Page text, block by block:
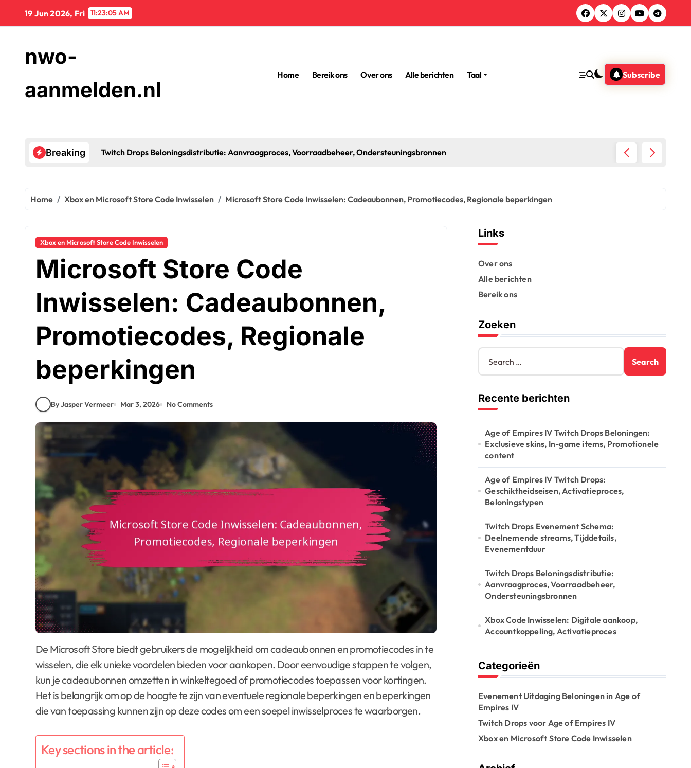
content
19 Jun 2026, Fri 11:23:06 AM
nwo-
aanmelden.nl
Home Bereik ons Over ons Alle berichten Taal Subscribe
Breaking
Aanvraagproces, Voorraadbeheer, Ondersteuningsbronnen Xbox Code Inwisselen: Digitale aankoop,
Home Xbox en Microsoft Store Code Inwisselen Microsoft Store Code Inwisselen: Cadeaubonnen, Promotiecodes, Regionale beperkingen
Xbox en Microsoft Store Code Inwisselen
Microsoft Store Code
Inwisselen: Cadeaubonnen,
Promotiecodes, Regionale
beperkingen
By Jasper Vermeer Mar 3, 2026 No Comments
De Microsoft Store biedt gebruikers de mogelijkheid om cadeaubonnen en promotiecodes in te
wisselen, die elk unieke voordelen bieden voor aankopen. Door eenvoudige stappen te volgen,
kun je cadeaubonnen omzetten in winkeltegoed of promotiecodes toepassen voor kortingen.
Het is belangrijk om op de hoogte te zijn van eventuele regionale beperkingen en beperkingen
die van toepassing kunnen zijn op deze codes om een soepel inwisselproces te waarborgen.
Key sections in the article:
Links
Over ons
Alle berichten
Bereik ons
Zoeken
S
a
c
h
r
Recente berichten
Age of Empires IV Twitch Drops Beloningen:
Exclusieve skins, In-game items, Promotionele
content
Age of Empires IV Twitch Drops:
Geschiktheidseisen, Activatieproces,
Beloningstypen
Twitch Drops Evenement Schema:
Deelnemende streams, Tijddetails,
Evenementduur
Twitch Drops Beloningsdistributie:
Aanvraagproces, Voorraadbeheer,
Ondersteuningsbronnen
Xbox Code Inwisselen: Digitale aankoop,
Accountkoppeling, Activatieproces
Categorieën
Evenement Uitdaging Beloningen in Age of
Empires IV
Twitch Drops voor Age of Empires IV
Xbox en Microsoft Store Code Inwisselen